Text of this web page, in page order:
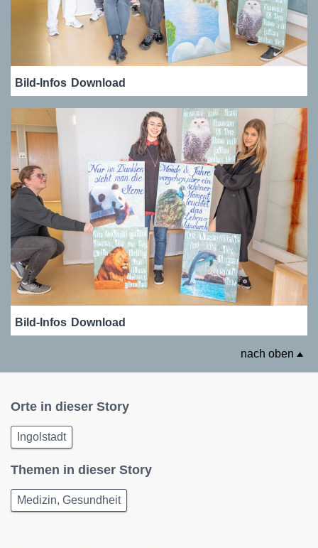
Bild-Infos Download
Bild-Infos Download
nach oben
Orte in dieser Story
Ingolstadt
Themen in dieser Story
Medizin, Gesundheit